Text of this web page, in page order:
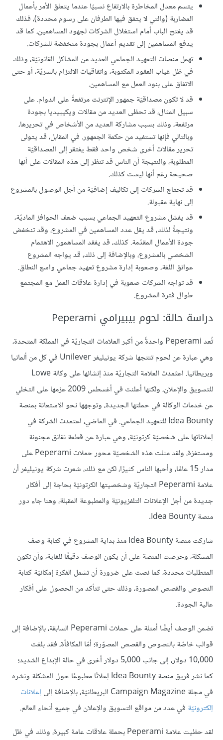
يتسم معدل المخاطرة بالارتفاع نسبيًا عندما يتعلق الأمر بأعمال
المضاربة (والتي لا يتفق فيها الطرفان على رسوم محددة)، فذلك
قد يفتح الباب أمام استغلال الشركات لجهود المساهمين، كما قد
يدفع المساهمين إلى تقديم أعمال بجودة منخفضة للشركات.
تهمل منصات التعهيد الجماعي العديد من المشاكل القانونيّة، وذلك
في ظل غياب العقود المكتوبة، واتفاقيات الالتزام بالسريّة، أو حتى
الاتفاق على بنود العمل مع المساهمين.
قد لا تكون مصداقيّة جمهور الإنترنت مرتفعةً على الدوام. على
سبيل المثال، قد تحظى العديد من مقالات ويكيبيديا بجودة
مرتفعة، وذلك بسبب مشاركة العديد من الأشخاص في تحريرها،
وبالتالي فإنها تستفيد من حكمة الجمهور. في المقابل، قد يتولى
تحرير مقالات أخرى شخص واحد فقط يفتقر إلى المصداقيّة
المطلوبة، والنتيجة أن الناس قد تنظر إلى هذه المقالات على أنها
صحيحة رغم أنها ليست كذلك.
قد تحتاج الشركات إلى تكاليف إضافيّة من أجل الوصول بالمشروع
إلى نهاية مقبولة.
قد يفشل مشروع التعهيد الجماعي بسبب ضعف الحوافز الماديّة،
ونتيجةً لذلك، قد يقل عدد المساهمين في المشروع، وقد تنخفض
جودة الأعمال المقدّمة. كذلك، قد يفقد المساهمون الاهتمام
الشخصي بالمشروع، وبالإضافة إلى ذلك، قد يواجه المشروع
عوائق اللغة، وصعوبة إدارة مشروع تعهيد جماعي واسع النطاق.
قد تواجه الشركات صعوبة في إدارة علاقات العمل مع المجتمع
طوال فترة المشروع.
دراسة حالة: لحوم بيبيرامي Peperami
تُعد Peperami واحدةً من أكبر العلامات التجاريّة في المملكة المتحدة،
وهي عبارة عن لحوم تنتجها شركة يونيليفر Unilever في كل من ألمانيا
وبريطانيا. اعتَمدت العلامة التجاريّة منذ إنشائها على وكالة Lowe
للتسويق والإعلان، ولكنها أعلنت في أغسطس 2009 عزمها على التخلي
عن خدمات الوكالة في حملتها الجديدة، وتوجهها نحو الاستعانة بمنصة
Idea Bounty للتعهيد الجماعي. في الماضي، اعتمدت الشركة في
إعلاناتها على شخصيّة كرتونيّة، وهي عبارة عن قطعة نقانق مجنونة
ومستفزة، ولقد مثلت هذه الشخصيّة محور حملات Peperami على
مدار 15 عامًا، وأحبها الناس كثيرًا، لكن مع ذلك، شعرت شركة يونيليفر أن
علامة Peperami التجاريّة وشخصيتها الكرتونيّة بحاجة إلى أفكار
جديدة من أجل الإعلانات التلفزيونيّة والمطبوعة المقبلة، وهنا جاء دور
منصة Idea Bounty.
شاركت منصة Idea Bounty منذ بداية المشروع في كتابة وصف
المشكلة، وحرصت المنصة على أن يكون الوصف دقيقًا للغاية، وأن تكون
المتطلبات محددة، كما نصت على ضرورة أن تشمل الفكرة إمكانيّة كتابة
النصوص والقصص المصورة، وذلك حتى تتأكد من الحصول على أفكار
عالية الجودة.
تضمن الوصف أيضًا أمثلة على حملات Peperami السابقة، بالإضافة إلى
قوالب خاصّة بالنصوص والقصص المصوّرة؛ أمّا المكافأة، فقد بلغت
10,000 دولار، إلى جانب 5,000 دولار أخرى في حالة الإبداع الشديد؛
كما نشر فريق منصة Idea Bounty إعلانًا مطبوعًا حول المشكلة ونشره
في مجلة Campaign Magazine البريطانيّة، بالإضافة إلى
إعلانات
إلكترونيّة في عدد من مواقع التسويق والإعلان في جميع أنحاء العالم.
لقد حظيت علامة Peperami بحملة علاقات عامة كبيرة، وذلك في ظل